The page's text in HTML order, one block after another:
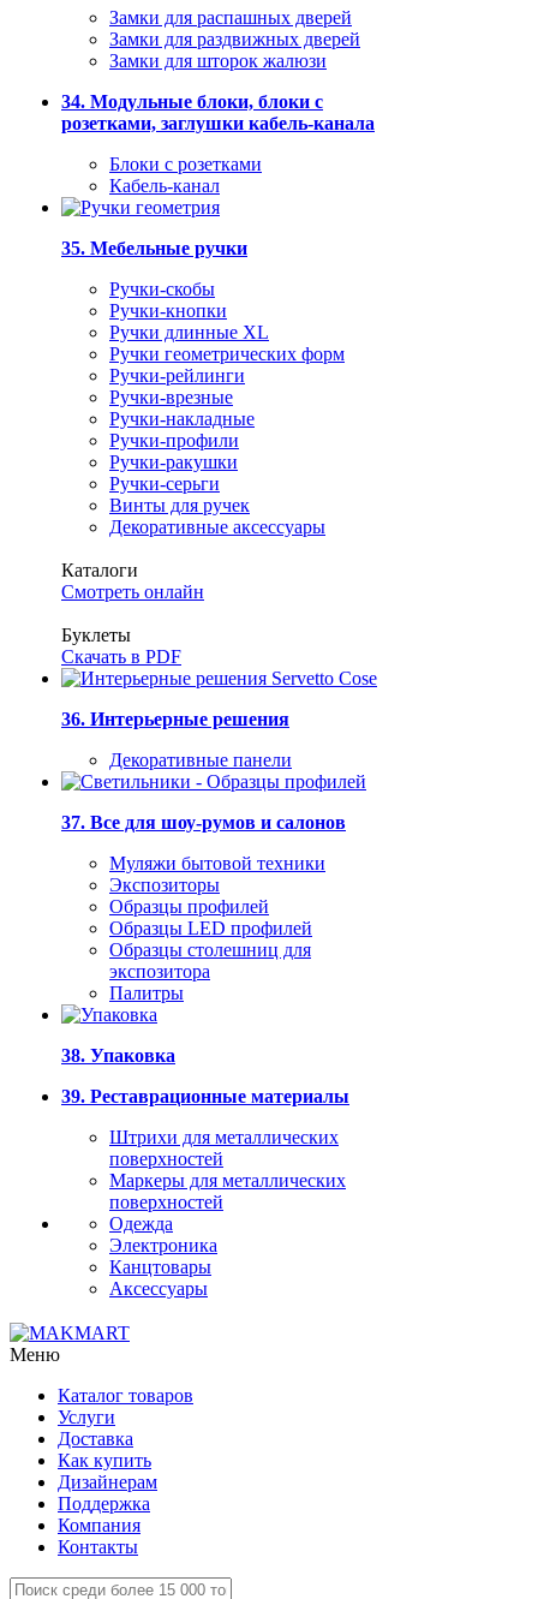
Замки для распашных дверей
Замки для раздвижных дверей
Замки для шторок жалюзи
34. Модульные блоки, блоки с
розетками, заглушки кабель-канала
Блоки с розетками
Кабель-канал
35. Мебельные ручки
Ручки-скобы
Ручки-кнопки
Ручки длинные XL
Ручки геометрических форм
Ручки-рейлинги
Ручки-врезные
Ручки-накладные
Ручки-профили
Ручки-ракушки
Ручки-серьги
Винты для ручек
Декоративные аксессуары
Каталоги
Смотреть онлайн
Буклеты
Скачать в PDF
36. Интерьерные решения
Декоративные панели
37. Все для шоу-румов и салонов
Муляжи бытовой техники
Экспозиторы
Образцы профилей
Образцы LED профилей
Образцы столешниц для
экспозитора
Палитры
38. Упаковка
39. Реставрационные материалы
Штрихи для металлических
поверхностей
Маркеры для металлических
поверхностей
Одежда
Электроника
Канцтовары
Аксессуары
Меню
Каталог товаров
Услуги
Доставка
Как купить
Дизайнерам
Поддержка
Компания
Контакты